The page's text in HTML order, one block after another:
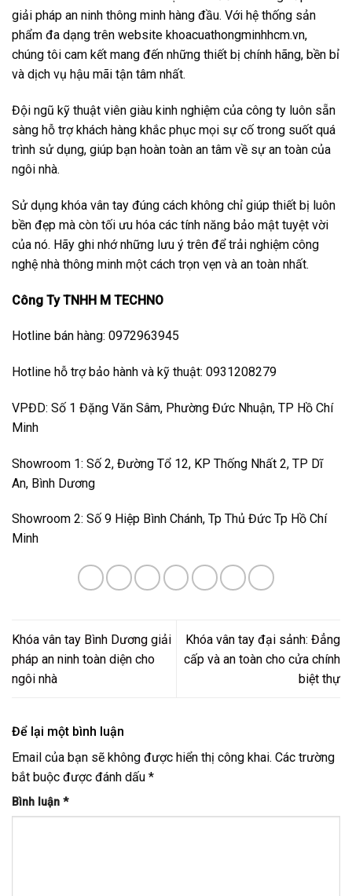
giải pháp an ninh thông minh hàng đầu. Với hệ thống sản
phẩm đa dạng trên website khoacuathongminhhcm.vn,
chúng tôi cam kết mang đến những thiết bị chính hãng, bền bỉ
và dịch vụ hậu mãi tận tâm nhất.
Đội ngũ kỹ thuật viên giàu kinh nghiệm của công ty luôn sẵn
sàng hỗ trợ khách hàng khắc phục mọi sự cố trong suốt quá
trình sử dụng, giúp bạn hoàn toàn an tâm về sự an toàn của
ngôi nhà.
Sử dụng khóa vân tay đúng cách không chỉ giúp thiết bị luôn
bền đẹp mà còn tối ưu hóa các tính năng bảo mật tuyệt vời
của nó. Hãy ghi nhớ những lưu ý trên để trải nghiệm công
nghệ nhà thông minh một cách trọn vẹn và an toàn nhất.
Công Ty TNHH M TECHNO
Hotline bán hàng: 0972963945
Hotline hỗ trợ bảo hành và kỹ thuật: 0931208279
VPĐD: Số 1 Đặng Văn Sâm, Phường Đức Nhuận, TP Hồ Chí
Minh
Showroom 1: Số 2, Đường Tổ 12, KP Thống Nhất 2, TP Dĩ
An, Bình Dương
Showroom 2: Số 9 Hiệp Bình Chánh, Tp Thủ Đức Tp Hồ Chí
Minh
Khóa vân tay Bình Dương giải
pháp an ninh toàn diện cho
ngôi nhà
Khóa vân tay đại sảnh: Đẳng
cấp và an toàn cho cửa chính
biệt thự
Để lại một bình luận
Email của bạn sẽ không được hiển thị công khai. Các trường
bắt buộc được đánh dấu *
Bình luận *